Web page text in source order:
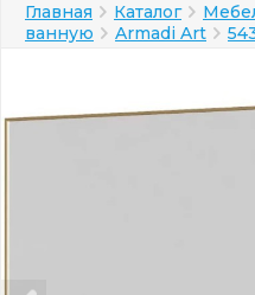
Главная Каталог
ванную
Armadi Art